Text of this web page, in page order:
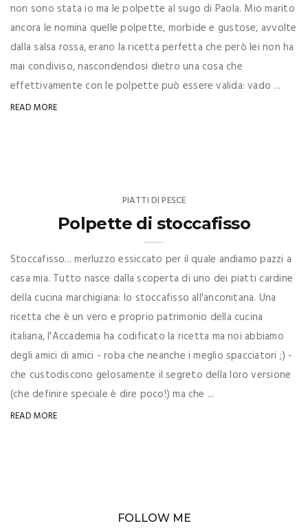
non sono stata io ma le polpette al sugo di Paola. Mio marito
ancora le nomina quelle polpette, morbide e gustose, avvolte
dalla salsa rossa, erano la ricetta perfetta che però lei non ha
mai condiviso, nascondendosi dietro una cosa che
effettivamente con le polpette può essere valida: vado ...
READ MORE
PIATTI DI PESCE
Polpette di stoccafisso
Stoccafisso... merluzzo essiccato per il quale andiamo pazzi a
casa mia. Tutto nasce dalla scoperta di uno dei piatti cardine
della cucina marchigiana: lo stoccafisso all'anconitana. Una
ricetta che è un vero e proprio patrimonio della cucina
italiana, l'Accademia ha codificato la ricetta ma noi abbiamo
degli amici di amici - roba che neanche i meglio spacciatori ;) -
che custodiscono gelosamente il segreto della loro versione
(che definire speciale è dire poco!) ma che ...
READ MORE
FOLLOW ME